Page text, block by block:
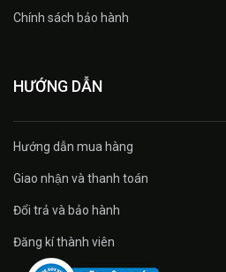
Chính sách bảo hành
HƯỚNG DẪN
Hướng dẫn mua hàng
Giao nhận và thanh toán
Đổi trả và bảo hành
Đăng kí thành viên